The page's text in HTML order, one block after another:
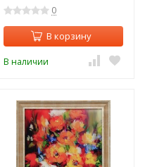
0
В корзину
В наличии